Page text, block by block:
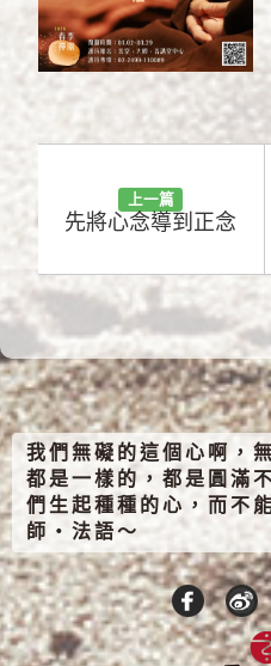
上一篇
先將心念導到正念
我們無礙的這個心啊，
都是一樣的，都是圓滿
們生起種種的心，而不
師‧法語～